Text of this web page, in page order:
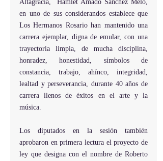
Altagracia,  Hamlet Amado Sánchez Melo,
en uno de sus considerandos establece que
Los Hermanos Rosario han mantenido una
carrera ejemplar, digna de emular, con una
trayectoria limpia, de mucha disciplina,
honradez, honestidad, símbolos de
constancia, trabajo, ahínco, integridad,
lealtad y perseverancia, durante 40 años de
carrera llenos de éxitos en el arte y la
música.
Los diputados en la sesión también
aprobaron en primera lectura el proyecto de
ley que designa con el nombre de Roberto